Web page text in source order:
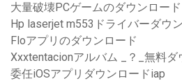
大量破壊PCゲームのダウンロード
Hp laserjet m553ドライバーダウ
Floアプリのダウンロード
Xxxtentacionアルバム _？_無料ダ
委任iOSアプリダウンロードiap